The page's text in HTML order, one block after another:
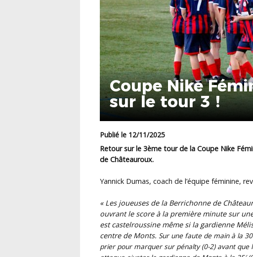
Coupe Nike
sur le tour 3 !
Publié le 12/11/2025
Retour sur le 3ème tour de la Coupe Nike
de Châteauroux.
Yannick Dumas, coach de l’équipe féminine,
« Les joueuses de la Berrichonne de
ouvrant le score à la première minute sur
est castelroussine même si la gardienne
centre de Monts. Sur une faute de main à la
prier pour marquer sur pénalty (0-2) avant